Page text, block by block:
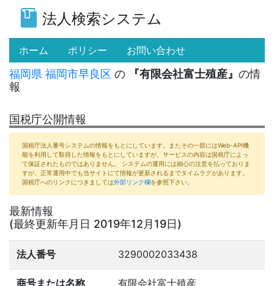
法人検索システム
ホーム (current)
ポリシー お問い合わせ
福岡県 福岡市早良区 の 『有限会社富士殖産』 の情
報
国税庁公開情報
国税庁法人番号システムの情報をもとにしています。またその一部にはWeb-API機
能を利用して取得した情報をもとにしていますが、サービスの内容は国税庁によっ
て保証されたものではありません。 システムの運用には細心の注意を払っておりま
すが、正常運用中でも当サイトにて情報が更新されるまでタイムラグがあります。
国税庁へのリンクにつきましては外部リンク欄を参照下さい。
最新情報
(最終更新年月日 2019年12月19日)
法人番号 3290002033438
商号または名称 有限会社富士殖産